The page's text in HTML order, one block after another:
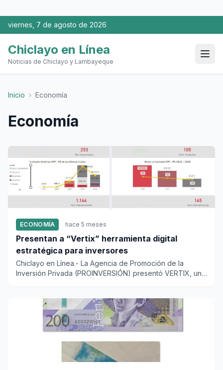
viernes, 7 de agosto de 2026
Chiclayo en Línea
Noticias de Chiclayo y Lambayeque
Inicio › Economía
Economía
ECONOMÍA hace 5 meses
Presentan a “Vertix” herramienta digital
estratégica para inversores
Chiclayo en Línea.- La Agencia de Promoción de la
Inversión Privada (PROINVERSIÓN) presentó VERTIX, una